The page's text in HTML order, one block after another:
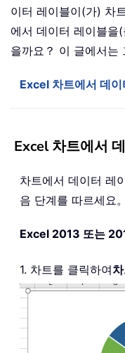
이터 레이블이(가) 차
에서 데이터 레이블을
을까요？ 이 글에서는
Excel 차트에서 데
Excel 차트에서
차트에서 데이터 레
음 단계를 따르세요。
Excel 2013 또는
1. 차트를 클릭하여